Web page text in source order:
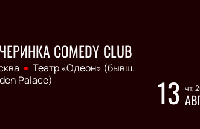
COMEDY CLUB
Театр «Одеон» (бывш.
Palace)
13 чт,